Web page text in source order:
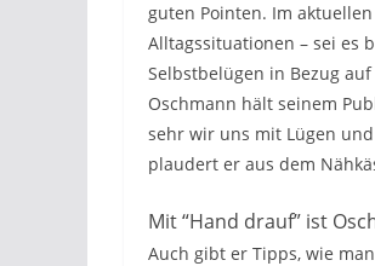
guten Pointen. Im
Alltagssituationen – sei es
Selbstbelügen in Bezug
Oschmann hält seinem
sehr wir uns mit Lügen
plaudert er aus dem
Mit “Hand drauf” ist
Auch gibt er Tipps, wie